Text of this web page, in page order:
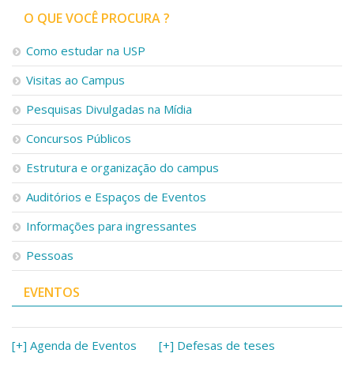
O QUE VOCÊ PROCURA ?
Como estudar na USP
Visitas ao Campus
Pesquisas Divulgadas na Mídia
Concursos Públicos
Estrutura e organização do campus
Auditórios e Espaços de Eventos
Informações para ingressantes
Pessoas
EVENTOS
[+] Agenda de Eventos [+] Defesas de teses